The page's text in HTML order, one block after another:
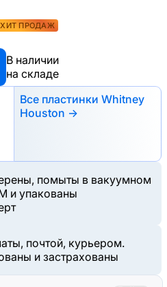
ХИТ ПРОДАЖ
В наличии
на складе
Все пластинки Whitney
Houston →
помыты в вакуумном
и упакованы
почтой, курьером.
и застрахованы